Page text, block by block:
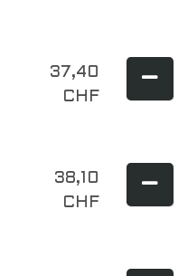
37,40
CHF
38,10
CHF